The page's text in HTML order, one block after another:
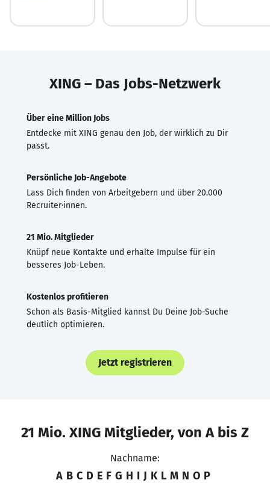
XING – Das Jobs-Netzwerk
Über eine Million Jobs
Entdecke mit XING genau den Job, der wirklich zu Dir
passt.
Persönliche Job-Angebote
Lass Dich finden von Arbeitgebern und über 20.000
Recruiter·innen.
21 Mio. Mitglieder
Knüpf neue Kontakte und erhalte Impulse für ein
besseres Job-Leben.
Kostenlos profitieren
Schon als Basis-Mitglied kannst Du Deine Job-Suche
deutlich optimieren.
Jetzt registrieren
21 Mio. XING Mitglieder, von A bis Z
Nachname:
A B C D E F G H I J K L M N O P